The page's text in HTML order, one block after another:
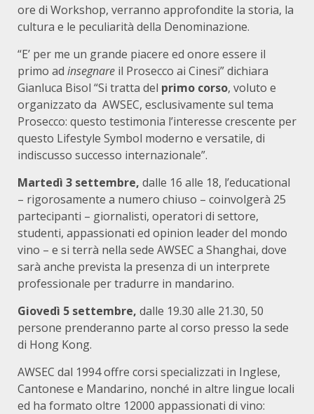
ore di Workshop, verranno approfondite la storia, la
cultura e le peculiarità della Denominazione.
“E’ per me un grande piacere ed onore essere il
primo ad insegnare il Prosecco ai Cinesi” dichiara
Gianluca Bisol “Si tratta del primo corso, voluto e
organizzato da AWSEC, esclusivamente sul tema
Prosecco: questo testimonia l’interesse crescente per
questo Lifestyle Symbol moderno e versatile, di
indiscusso successo internazionale”.
Martedì 3 settembre, dalle 16 alle 18, l’educational
– rigorosamente a numero chiuso – coinvolgerà 25
partecipanti – giornalisti, operatori di settore,
studenti, appassionati ed opinion leader del mondo
vino – e si terrà nella sede AWSEC a Shanghai, dove
sarà anche prevista la presenza di un interprete
professionale per tradurre in mandarino.
Giovedì 5 settembre, dalle 19.30 alle 21.30, 50
persone prenderanno parte al corso presso la sede
di Hong Kong.
AWSEC dal 1994 offre corsi specializzati in Inglese,
Cantonese e Mandarino, nonché in altre lingue locali
ed ha formato oltre 12000 appassionati di vino: